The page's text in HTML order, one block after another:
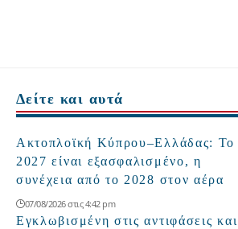
Δείτε και αυτά
Ακτοπλοϊκή Κύπρου–Ελλάδας: Το
2027 είναι εξασφαλισμένο, η
συνέχεια από το 2028 στον αέρα
07/08/2026 στις 4:42 pm
Εγκλωβισμένη στις αντιφάσεις και